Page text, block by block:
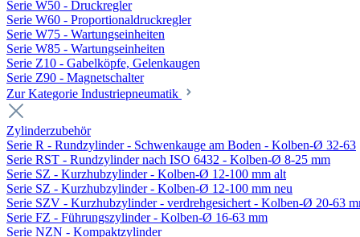
Serie W50 - Druckregler
Serie W60 - Proportionaldruckregler
Serie W75 - Wartungseinheiten
Serie W85 - Wartungseinheiten
Serie Z10 - Gabelköpfe, Gelenkaugen
Serie Z90 - Magnetschalter
Zur Kategorie Industriepneumatik
Zylinderzubehör
Serie R - Rundzylinder - Schwenkauge am Boden - Kolben-Ø 32-63
Serie RST - Rundzylinder nach ISO 6432 - Kolben-Ø 8-25 mm
Serie SZ - Kurzhubzylinder - Kolben-Ø 12-100 mm alt
Serie SZ - Kurzhubzylinder - Kolben-Ø 12-100 mm neu
Serie SZV - Kurzhubzylinder - verdrehgesichert - Kolben-Ø 20-63
Serie FZ - Führungszylinder - Kolben-Ø 16-63 mm
Serie NZN - Kompaktzylinder